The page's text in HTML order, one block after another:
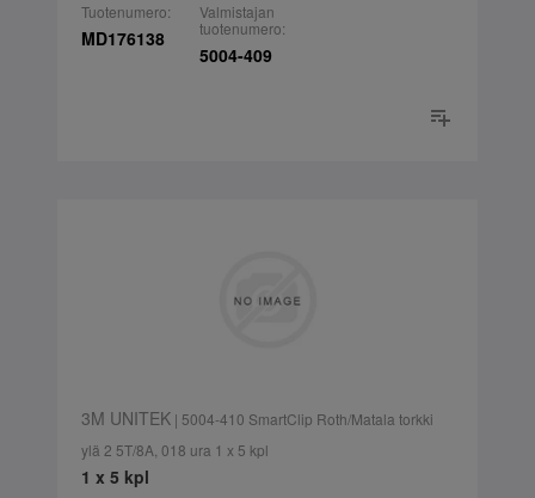
Tuotenumero:
MD176138
Valmistajan
tuotenumero:
5004-409
3M UNITEK| 5004-410 SmartClip Roth/Matala torkki
ylä 2 5T/8A, 018 ura 1 x 5 kpl
1 x 5 kpl